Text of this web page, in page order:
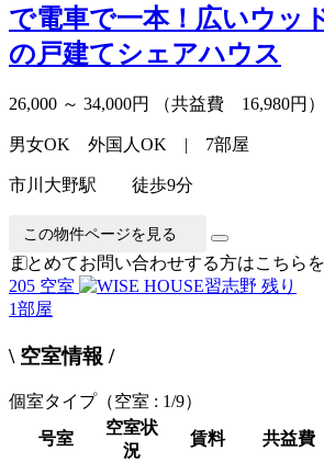
で電車で一本！広いウッ
の戸建てシェアハウス
26,000 ～ 34,000円 （共益費 16,980円）
男女OK 外国人OK | 7部屋
市川大野駅 徒歩9分
この物件ページを見る
まとめてお問い合わせする方はこちら
205 空室
残り
1部屋
\ 空室情報 /
個室タイプ（空室 : 1/9）
号室
空室状
況
賃料 共益費